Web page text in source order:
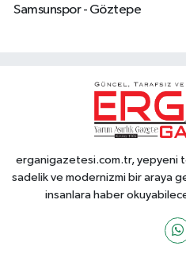
Samsunspor - Göztepe
erganigazetesi.com.tr, yepyeni
sadelik ve modernizmi bir araya
insanlara haber